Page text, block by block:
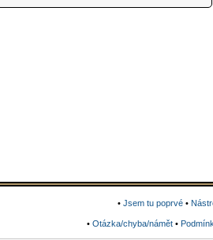
• Jsem tu poprvé •
• Otázka/chyba/námět•